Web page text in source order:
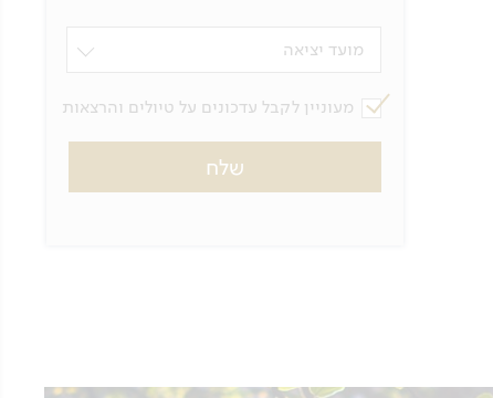
מועד יציאה
מעוניין לקבל עדכונים על טיולים והרצאות